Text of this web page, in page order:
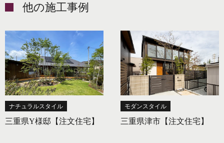
他の施工事例
ナチュラルスタイル
三重県Y様邸【注文住宅】
モダンスタイル
三重県津市【注文住宅】